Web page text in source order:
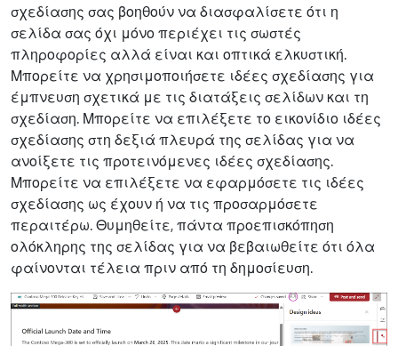
σχεδίασης σας βοηθούν να διασφαλίσετε ότι η
σελίδα σας όχι μόνο περιέχει τις σωστές
πληροφορίες αλλά είναι και οπτικά ελκυστική.
Μπορείτε να χρησιμοποιήσετε ιδέες σχεδίασης για
έμπνευση σχετικά με τις διατάξεις σελίδων και τη
σχεδίαση. Μπορείτε να επιλέξετε το εικονίδιο ιδέες
σχεδίασης στη δεξιά πλευρά της σελίδας για να
ανοίξετε τις προτεινόμενες ιδέες σχεδίασης.
Μπορείτε να επιλέξετε να εφαρμόσετε τις ιδέες
σχεδίασης ως έχουν ή να τις προσαρμόσετε
περαιτέρω. Θυμηθείτε, πάντα προεπισκόπηση
ολόκληρης της σελίδας για να βεβαιωθείτε ότι όλα
φαίνονται τέλεια πριν από τη δημοσίευση.